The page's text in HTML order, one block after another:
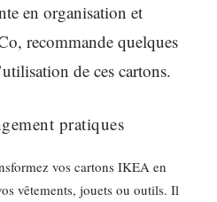
en organisation et
recommande quelques
de ces cartons.
pratiques
vos cartons IKEA en
vêtements, jouets ou outils. Il